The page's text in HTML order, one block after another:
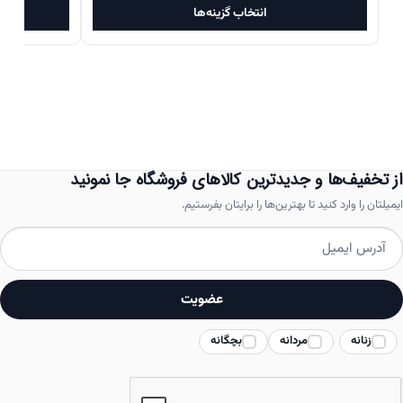
انتخاب گزینه‌ها
محصول
باشد.
ها
در
از تخفیف‌ها و جدیدترین کالاهای فروشگاه جا نمونید
ایمیلتان را وارد کنید تا بهترین‌ها را برایتان بفرستیم.
زنانه مردانه بچگانه
عضویت